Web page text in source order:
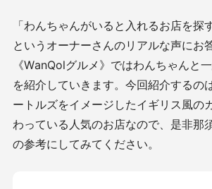
「わんちゃんがいると入れるお店を探
というオーナーさんのリアルな声にお
《WanQolグルメ》 ではわんちゃんと
を紹介していきます。今回紹介するの
ートルズをイメージしたイギリス風の
わっている人気のお店なので、是非那
の参考にしてみてください。